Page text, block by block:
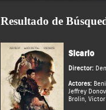
Resultado de
Sicario
Director:
Actores:
Jeffrey
Brolin,